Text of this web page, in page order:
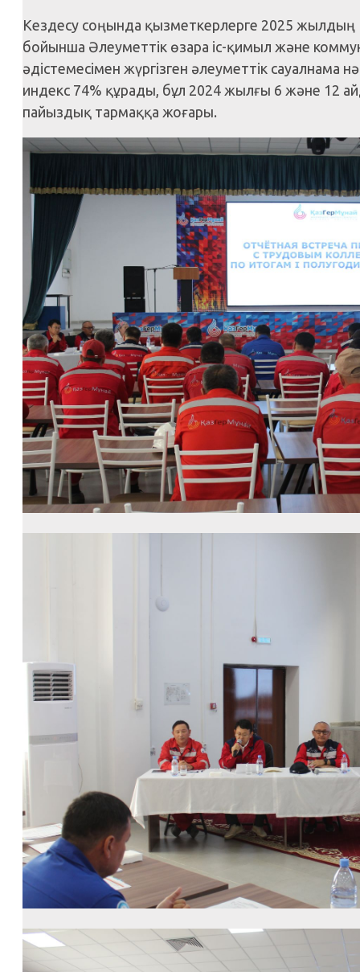
Кездесу соңында қызметкерлерге 2025
бойынша Әлеуметтік өзара іс-қимыл және
әдістемесімен жүргізген әлеуметтік
индекс 74% құрады, бұл 2024 жылғы 6 және 12
пайыздық тармаққа жоғары.